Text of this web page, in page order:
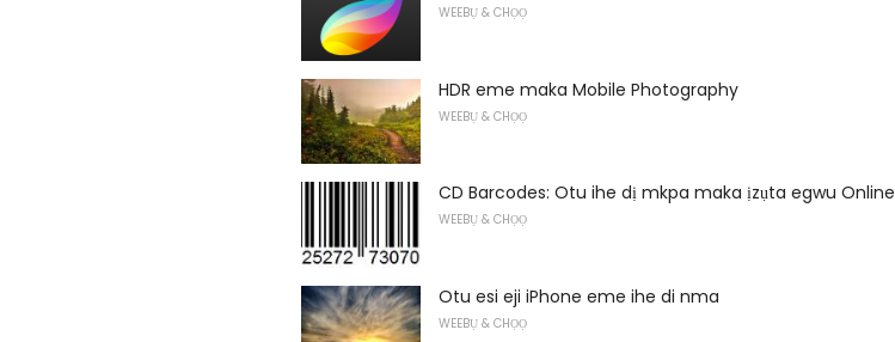
WEEBỤ & CHỌỌ
HDR eme maka Mobile Photography
WEEBỤ & CHỌỌ
CD Barcodes: Otu ihe dị mkpa maka ịzụta egwu Online
WEEBỤ & CHỌỌ
Otu esi eji iPhone eme ihe di nma
WEEBỤ & CHỌỌ